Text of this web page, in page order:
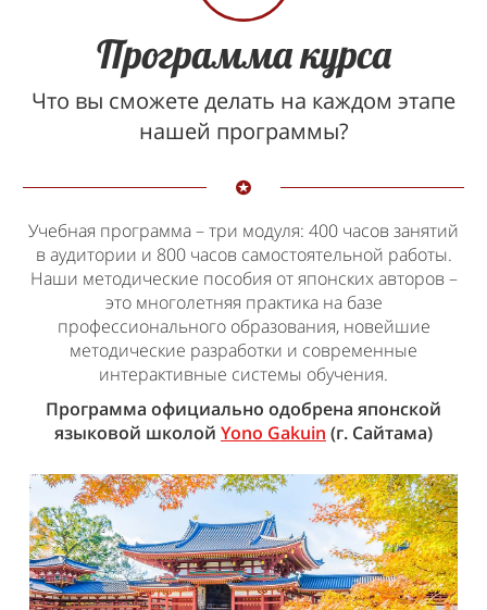
Программа курса
Что вы сможете делать на каждом этапе
нашей программы?
Учебная программа – три модуля: 400 часов занятий
в аудитории и 800 часов самостоятельной работы.
Наши методические пособия от японских авторов –
это многолетняя практика на базе
профессионального образования, новейшие
методические разработки и современные
интерактивные системы обучения.
Программа официально одобрена японской
языковой школой Yono Gakuin (г. Сайтама)